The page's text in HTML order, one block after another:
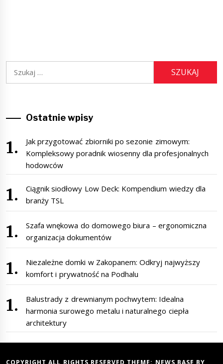
Ostatnie wpisy
Jak przygotować zbiorniki po sezonie zimowym:
Kompleksowy poradnik wiosenny dla profesjonalnych
hodowców
Ciągnik siodłowy Low Deck: Kompendium wiedzy dla
branży TSL
Szafa wnękowa do domowego biura – ergonomiczna
organizacja dokumentów
Niezależne domki w Zakopanem: Odkryj najwyższy
komfort i prywatność na Podhalu
Balustrady z drewnianym pochwytem: Idealna
harmonia surowego metalu i naturalnego ciepła
architektury
COPYRIGHT ALL RIGHTS RESERVED THEME: NEWS BASE BY